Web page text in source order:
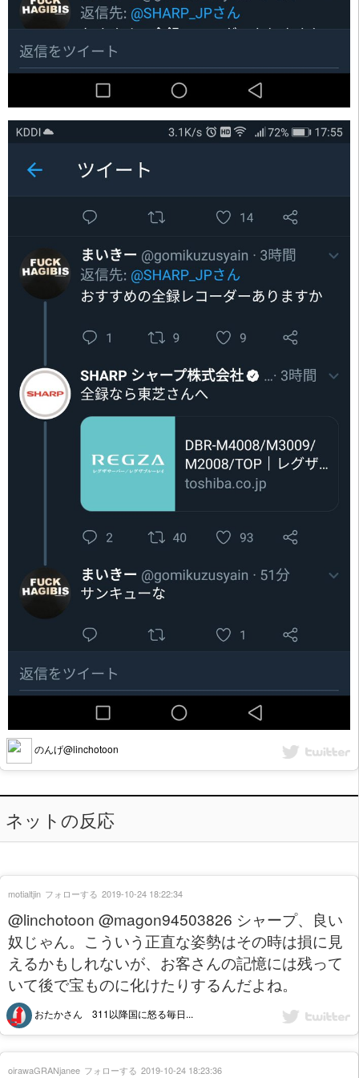
のんげ@linchotoon
ネットの反応
@linchotoon @magon94503826 シャープ、良い
奴じゃん。こういう正直な姿勢はその時は損に見
えるかもしれないが、お客さんの記憶には残って
いて後で宝ものに化けたりするんだよね。
おたかさん 311以降国に怒る毎日...
motialtjin フォローする 2019-10-24 18:22:34
oirawaGRANjanee フォローする 2019-10-24 18:23:36